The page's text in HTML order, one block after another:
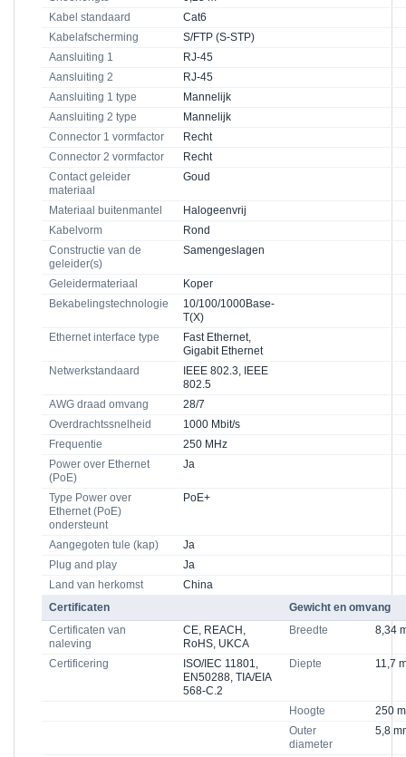
Kabel standaard
Cat6
Kabelafscherming
S/FTP (S-STP)
Aansluiting 1
RJ-45
Aansluiting 2
RJ-45
Aansluiting 1 type
Mannelijk
Aansluiting 2 type
Mannelijk
Connector 1 vormfactor
Recht
Connector 2 vormfactor
Recht
Contact geleider
materiaal
Goud
Materiaal buitenmantel
Halogeenvrij
Kabelvorm
Rond
Constructie van de
geleider(s)
Samengeslagen
Geleidermateriaal
Koper
Bekabelingstechnologie
10/100/1000Base-
T(X)
Ethernet interface type
Fast Ethernet,
Gigabit Ethernet
Netwerkstandaard
IEEE 802.3, IEEE
802.5
AWG draad omvang
28/7
Overdrachtssnelheid
1000 Mbit/s
Frequentie
250 MHz
Power over Ethernet
(PoE)
Ja
Type Power over
Ethernet (PoE)
ondersteunt
PoE+
Aangegoten tule (kap)
Ja
Plug and play
Ja
Land van herkomst
China
Certificaten
Gewicht en omvang
Certificaten van
naleving
CE, REACH,
RoHS, UKCA
Breedte 8,34
Certificering
ISO/IEC 11801,
EN50288, TIA/EIA
568-C.2
Diepte 11,7
Hoogte
250
Outer
diameter
5,8